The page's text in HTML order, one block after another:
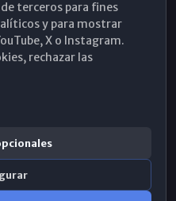
terceros para fines
y para mostrar
X o Instagram.
rechazar las